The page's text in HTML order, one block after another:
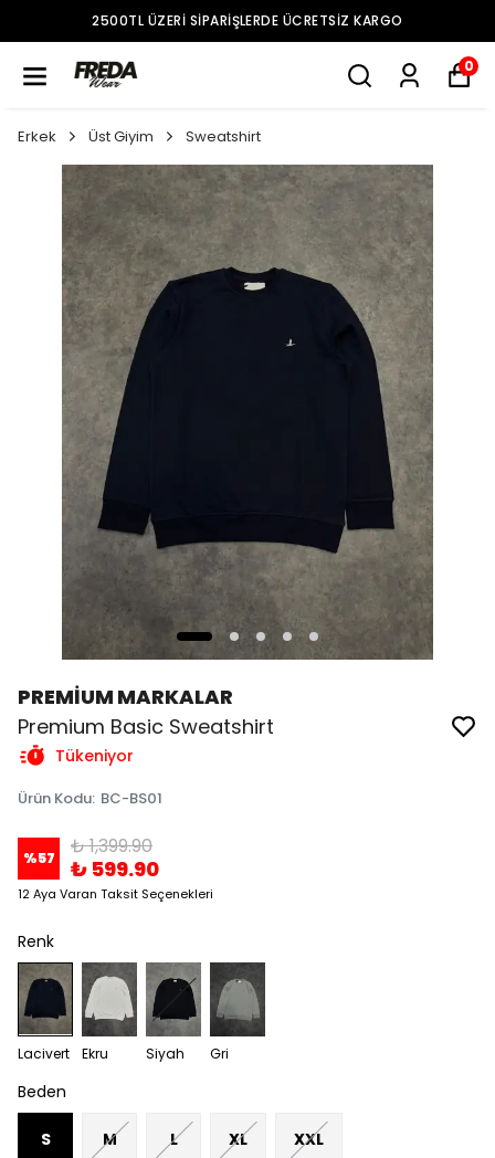
2500TL ÜZERI SIPARIŞLERDE ÜCRETSIZ KARGO
0
Erkek Üst Giyim Sweatshirt
PREMİUM MARKALAR
Premium Basic Sweatshirt
Tükeniyor
Ürün Kodu: BC-BS01
%57 ₺ 1,399.90
₺ 599.90
12 Aya Varan Taksit Seçenekleri
Renk
Lacivert Ekru Siyah Gri
Beden
S M L XL XXL